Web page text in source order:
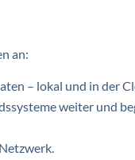
an:
– lokal und in der
weiter und